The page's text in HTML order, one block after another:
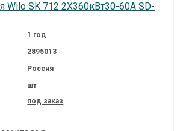
Wilo SK 712 2Х360кВт30-60А SD-
1 год
2895013
Россия
шт
под заказ